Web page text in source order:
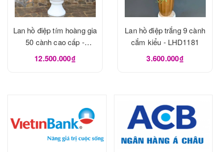
Lan hồ điệp tím hoàng gia
50 cành cao cấp -
LHD1182
12.500.000₫
Lan hồ điệp trắng 9 cành
cắm kiểu - LHD1181
3.600.000₫